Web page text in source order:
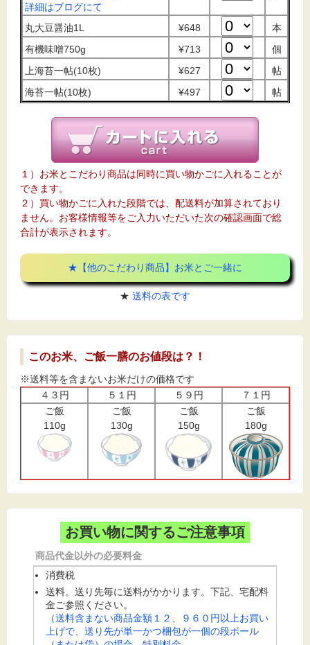
詳細はブログにて
丸大豆醤油1L ¥648
本
有機味噌750g
¥713
個
上海苔一帖(10枚)
¥627
帖
海苔一帖(10枚)
¥497 帖
１）お米とこだわり商品は同時に買い物かごに入れることが
できます。
２）買い物かごに入れた段階では、配送料が加算されており
ません。お客様情報等をご入力いただいた次の確認画面で総
合計が表示されます。
★【他のこだわり商品】お米とご一緒に
★ 送料の表です
このお米、ご飯一膳のお値段は？！
※送料等を含まないお米だけの価格です
４３円
５１円 ５９円
７１円
ご飯
110g
ご飯
130g
ご飯
150g
ご飯
180g
お買い物に関するご注意事項
商品代金以外の必要料金
消費税
送料。送り先毎に送料がかかります。下記、宅配料
金ご参照ください。
（送料含まない商品金額１２、９６０円以上お買い
上げで、送り先が単一かつ梱包が一個の段ボール